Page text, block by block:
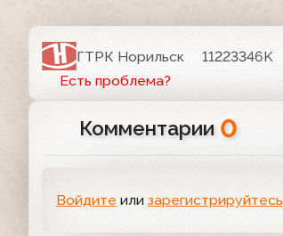
ГТРК Норильск 11223346K
Есть проблема?
Комментарии 0
Войдите или зарегистрируйтесь